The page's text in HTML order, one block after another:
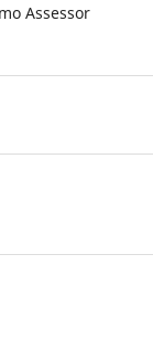
Assessor